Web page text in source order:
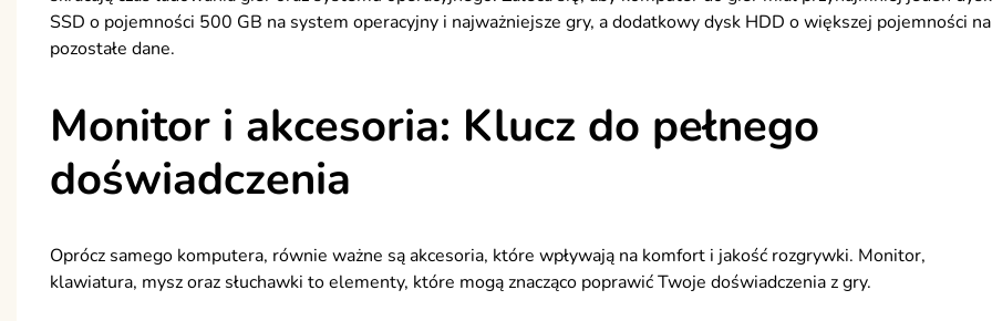
SSD o pojemności 500 GB na system operacyjny i najważniejsze gry, a dodatkowy dysk HDD o większej pojemności na
pozostałe dane.
Monitor i akcesoria: Klucz do pełnego
doświadczenia
Oprócz samego komputera, równie ważne są akcesoria, które wpływają na komfort i jakość rozgrywki. Monitor,
klawiatura, mysz oraz słuchawki to elementy, które mogą znacząco poprawić Twoje doświadczenia z gry.